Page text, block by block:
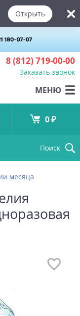
8 (812) 719-00-00
Заказать звонок
МЕНЮ
Открыть
Поиск
0 ₽
месяца